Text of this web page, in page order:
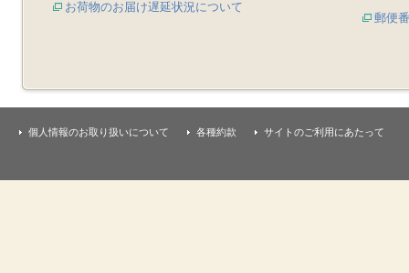
お荷物のお届け遅延状況について
郵便
個人情報のお取り扱いについて 各種約款 サイトのご利用にあたって